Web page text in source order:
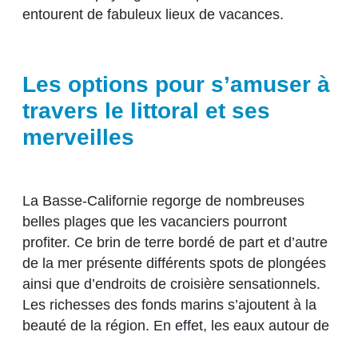
entourent de fabuleux lieux de vacances.
Les options pour s’amuser à
travers le littoral et ses
merveilles
La Basse-Californie regorge de nombreuses
belles plages que les vacanciers pourront
profiter. Ce brin de terre bordé de part et d’autre
de la mer présente différents spots de plongées
ainsi que d’endroits de croisière sensationnels.
Les richesses des fonds marins s’ajoutent à la
beauté de la région. En effet, les eaux autour de